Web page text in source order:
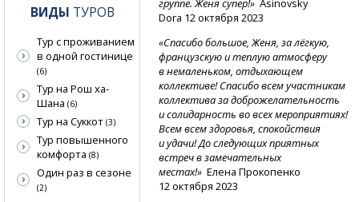
Dora 12 октября 2023
«Спасибо большое, Женя, за лёгкую,
французскую и теплую атмосферу
в немаленьком, отдыхающем
коллективе! Спасибо всем участникам
коллектива за доброжелательность
и солидарность во всех мероприятиях!
Всем всем здоровья, спокойствия
и удачи! До следующих приятных
встреч в замечательных
местах!» Елена Прокопенко
12 октября 2023
ВИДЫ ТУРОВ
Тур с проживанием
в одной гостинице
(6)
Тур на Рош ха-
Шана (6)
Тур на Суккот (3)
Тур повышенного
комфорта (8)
Один раз в сезоне
(2)